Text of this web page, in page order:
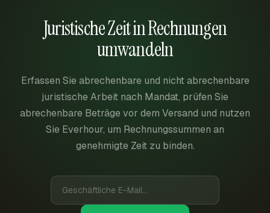
Juristische Zeit in Rechnungen
umwandeln
Erfassen Sie abrechenbare und nicht abrechenbare
juristische Arbeit nach Mandat, prüfen Sie
abrechenbare Beträge vor dem Versand und nutzen
Sie Everhour, um Rechnungssummen an
genehmigte Zeit zu binden.